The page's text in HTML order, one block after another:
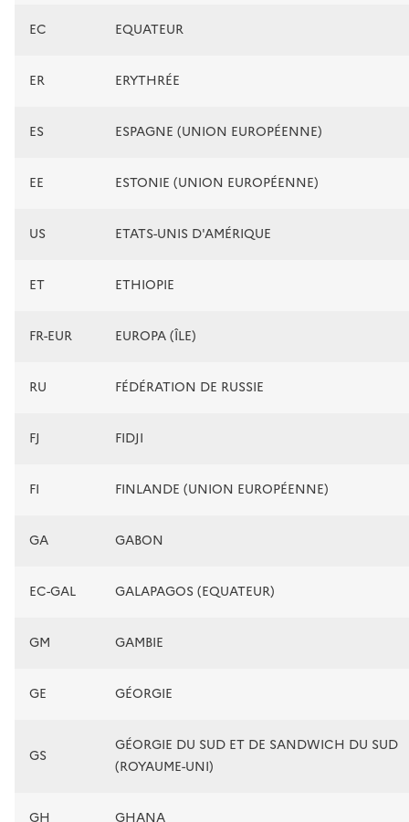
EC EQUATEUR
ER ERYTHRÉE
ES ESPAGNE (UNION EUROPÉENNE)
EE ESTONIE (UNION EUROPÉENNE)
US ETATS-UNIS D'AMÉRIQUE
ET ETHIOPIE
FR-EUR EUROPA (ÎLE)
RU FÉDÉRATION DE RUSSIE
FJ FIDJI
FI FINLANDE (UNION EUROPÉENNE)
GA GABON
EC-GAL GALAPAGOS (EQUATEUR)
GM GAMBIE
GE GÉORGIE
GS
GÉORGIE DU SUD ET DE SANDWICH DU SUD
(ROYAUME-UNI)
GH GHANA